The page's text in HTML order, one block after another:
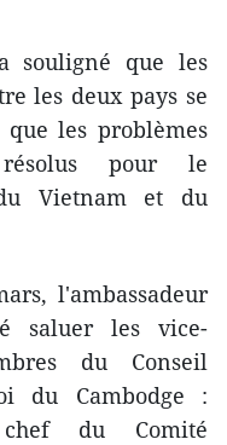
souligné que les
les deux pays se
les problèmes
résolus pour le
Vietnam et du
l'ambassadeur
saluer les vice-
du Conseil
du Cambodge :
du Comité